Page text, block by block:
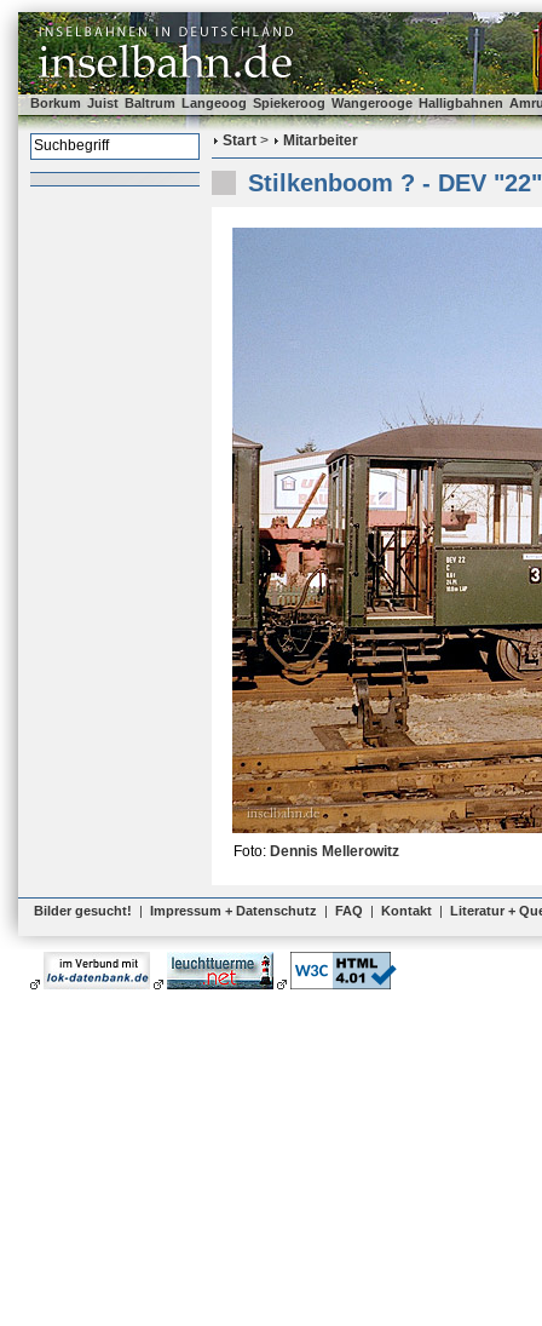
Borkum Juist Baltrum Langeoog Spiekeroog Wangerooge Halligbahnen
Start > Mitarbeiter
Stilkenboom ? - DEV "22"
Foto: Dennis Mellerowitz
Bilder gesucht! | Impressum + Datenschutz | FAQ | Kontakt | Literatur +